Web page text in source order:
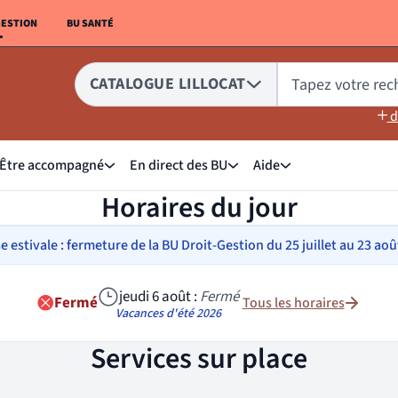
VERS LE SITE : LIEN VERS LE SITE :
BU SANTÉ
Choix du périmètre de recherche
CATALOGUE LILLOCAT
sélectionné
Tapez votre
Tapez votre
menu de Dans nos collections
Être accompagnéSous menu de Être accompagné
En direct des BUSous menu de En direct des
AideSous menu de Aide
Horaires du jour
estivale : fermeture de la BU Droit-Gestion du 25 juillet au 23
Horaires d'ouverture aujourd'hui
Fermé jeudi 6 août: Fermé
Vacances d'été 2026
Tous les horaires
Services sur place